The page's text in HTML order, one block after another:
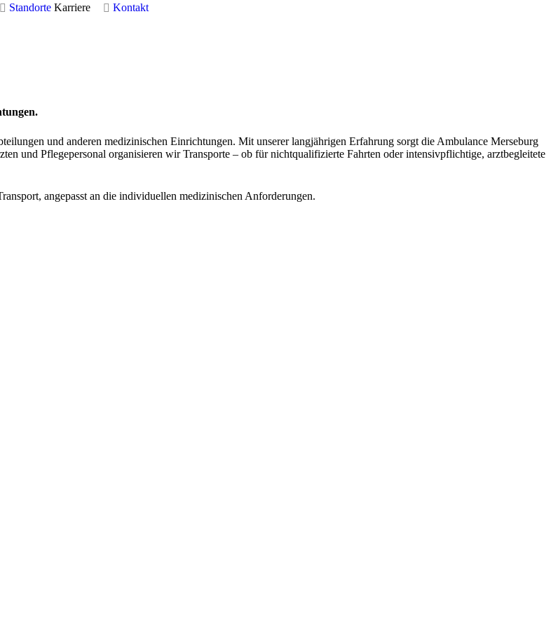
Standorte Karriere Kontakt
und anderen medizinischen Einrichtungen. Mit unserer langjährigen Erfahrung sorgt die Ambulance Merseburg
und Pflegepersonal organisieren wir Transporte – ob für nichtqualifizierte Fahrten oder intensivpflichtige, arztbegleitete
angepasst an die individuellen medizinischen Anforderungen.